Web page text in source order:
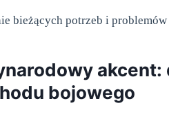
bieżących potrzeb i problemów
akcent:
bojowego